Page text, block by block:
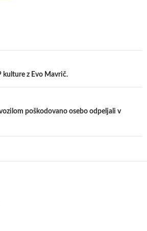
kulture z Evo Mavrič.
poškodovano osebo odpeljali v